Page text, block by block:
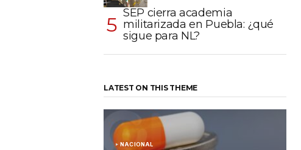
SEP cierra academia
militarizada en Puebla: ¿qué
sigue para NL?
LATEST ON THIS THEME
NACIONAL